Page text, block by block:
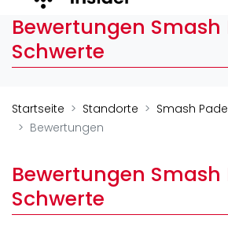
Buchungssysteme
Padel-Shops
Padel-Marken
Verschiedenes
Veranstaltungen
Turniere
International
Playtomic
Bewertungen Smash
Schwerte
Startseite Standorte
Smash
Bewertungen
Bewertungen Smash
Schwerte